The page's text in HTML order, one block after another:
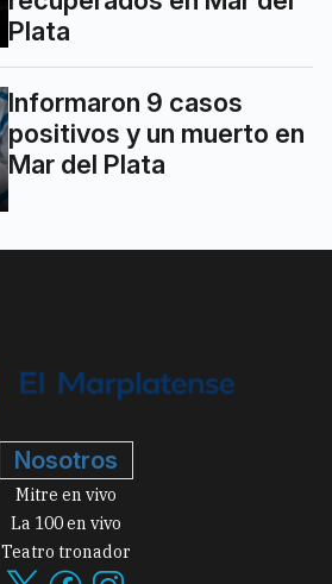
Plata
Informaron 9 casos
positivos y un muerto en
Mar del Plata
Nosotros
Mitre en vivo
La 100 en vivo
Teatro tronador